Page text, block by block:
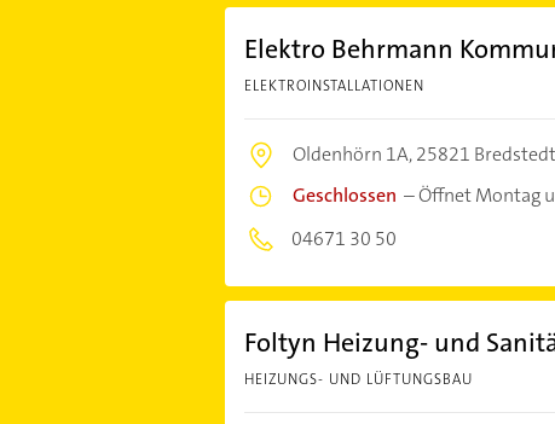
Elektro Behrmann
ELEKTROINSTALLATIONEN
Oldenhörn 1A,25821 Bredstedt
Geschlossen –Öffnet Montag
04671 30 50
Foltyn Heizung- und
HEIZUNGS- UND LÜFTUNGSBAU